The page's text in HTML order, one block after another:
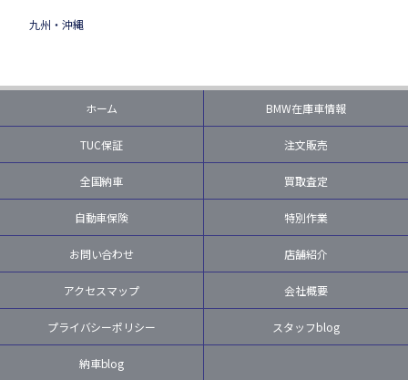
九州・沖縄
ホーム BMW在庫車情報
TUC保証 注文販売
全国納車 買取査定
自動車保険 特別作業
お問い合わせ 店舗紹介
アクセスマップ 会社概要
プライバシーポリシー スタッフblog
納車blog